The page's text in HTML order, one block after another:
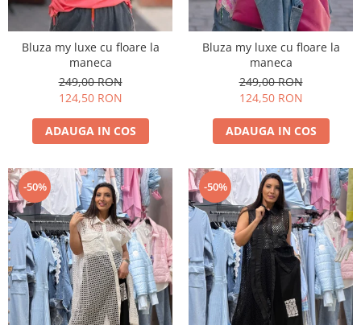
Bluza my luxe cu floare la
maneca
249,00 RON
124,50 RON
ADAUGA IN COS
Bluza my luxe cu floare la
maneca
249,00 RON
124,50 RON
ADAUGA IN COS
-50% -50%